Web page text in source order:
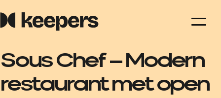
Sous Chef – Modern
restaurant met open